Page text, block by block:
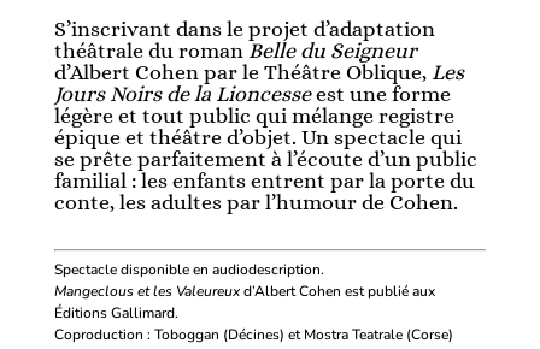
S’inscrivant dans le projet d’adaptation
théâtrale du roman Belle du Seigneur
d’Albert Cohen par le Théâtre Oblique, Les
Jours Noirs de la Lioncesseest une forme
légère et tout public qui mélange registre
épique et théâtre d’objet. Un spectacle qui
se prête parfaitement à l’écoute d’un public
familial : les enfants entrent par la porte du
conte, les adultes par l’humour de Cohen.
Spectacle disponible en audiodescription.
Mangeclous et les Valeureuxd’Albert Cohen est publié aux
Éditions Gallimard.
Coproduction : Toboggan (Décines) et Mostra Teatrale (Corse)